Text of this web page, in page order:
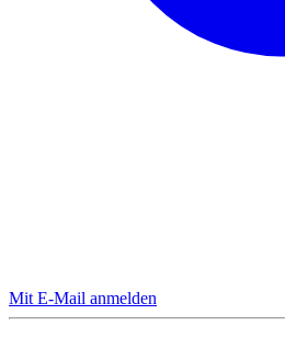
Mit E-Mail anmelden